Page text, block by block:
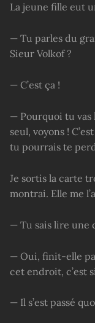
La jeune fille eut
— Tu parles du
Sieur Volkof ?
— C’est ça !
— Pourquoi tu vas
seul, voyons !
tu pourrais te
Je sortis la carte
montrai. Elle me
— Tu sais lire une
— Oui, finit-elle
cet endroit, c’est
— Il s’est passé